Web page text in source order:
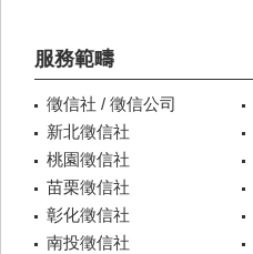
服務範疇
徵信社 / 徵信公司
新北徵信社
桃園徵信社
苗栗徵信社
彰化徵信社
南投徵信社